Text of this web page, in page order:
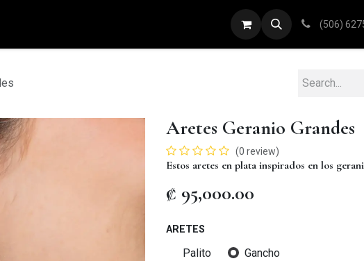
PULSERAS (506)
Aretes Geranio Grandes
(0 review)
Estos aretes en plata inspirados en los
₡ 95,000.00
ARETES
Palito Gancho